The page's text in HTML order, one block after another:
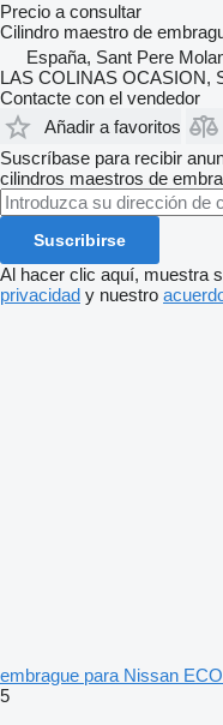
Precio a consultar
Cilindro maestro de
España, Sant Pere
LAS COLINAS OCASION,
Contacte con el vendedor
Añadir a favoritos
Suscríbase para recibir
cilindros maestros de
Suscribirse
Al hacer clic aquí, muestra
privacidad y nuestro
embrague para Nissan
5